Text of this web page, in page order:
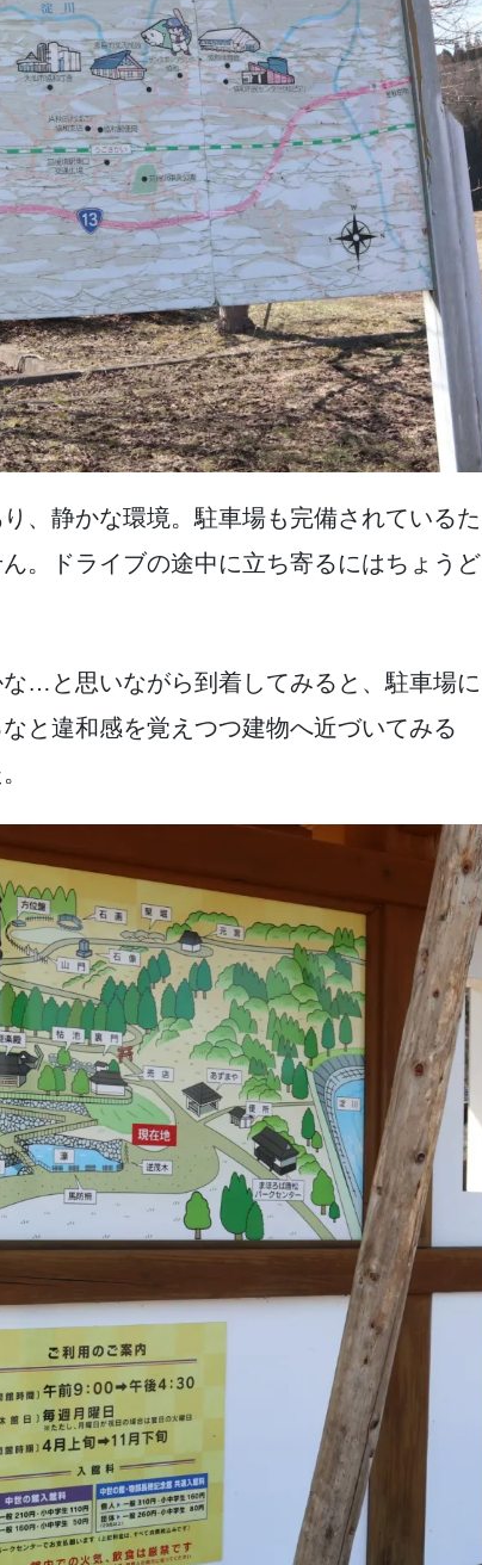
、静かな環境。駐車場も完備されているた
。ドライブの途中に立ち寄るにはちょうど
…と思いながら到着してみると、駐車場に
と違和感を覚えつつ建物へ近づいてみる